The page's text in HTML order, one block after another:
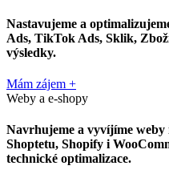
Nastavujeme a
Ads, TikTok Ads, Sklik,
výsledky.
Mám zájem +
Weby a e-shopy
Navrhujeme a vyvíjíme weby
Shoptetu, Shopify i
technické optimalizace.